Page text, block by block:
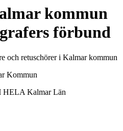
kommun
förbund
och retuschörer i Kalmar kommun
Kommun
HELA Kalmar Län